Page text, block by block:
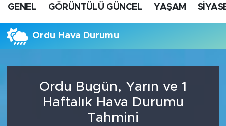
GENEL GÖRÜNTÜLÜ GÜNCEL YAŞAM
Ordu Hava Durumu
Ordu Bugün, Yarın ve 1
Haftalık Hava Durumu
Tahmini
Tüm Manşetler
Son Dakika Haberleri
Haber Arşivi